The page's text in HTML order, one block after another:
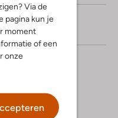
Via de
pagina kun je
moment
of een
onze
Katoen